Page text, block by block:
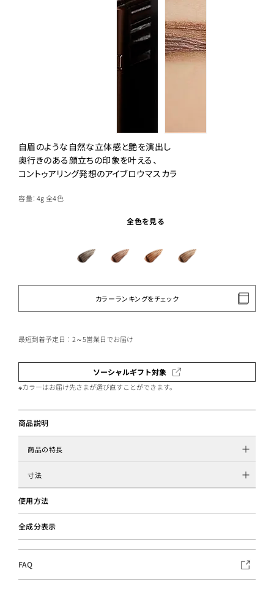
自眉のような自然な立体感と艶を演出し
奥行きのある顔立ちの印象を叶える、
コントゥアリング発想のアイブロウマスカラ
容量：4g全4色
全色を見る
カラーランキングをチェック
最短到着予定日：2～5営業日でお届け
ソーシャルギフト対象
※カラーはお届け先さまが選び直すことができます。
商品説明
商品の特長
寸法
使用方法
全成分表示
FAQ